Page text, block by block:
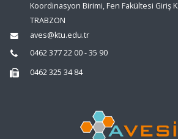
Koordinasyon Birimi, Fen Fakültesi Giriş
TRABZON
aves@ktu.edu.tr
0462 377 22 00 - 35 90
0462 325 34 84